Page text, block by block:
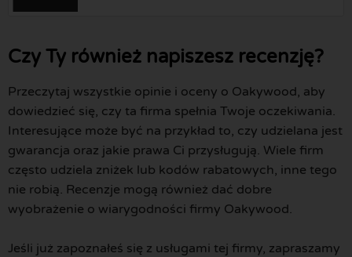
Czy Ty również napiszesz recenzję?
Przeczytaj wszystkie opinie i oceny o Oakywood, aby
dowiedzieć się, czy ta firma spełnia Twoje oczekiwania.
Interesujące może być na przykład to, czy udzielana jest
gwarancja oraz jakie prawa Ci przysługują. Wiele firm
często udziela zniżek lub kodów rabatowych, inne tego
nie robią. Recenzje mogą również dać dobre
wyobrażenie o wiarygodności firmy Oakywood.
Jeśli już zapoznałeś się z usługami tej firmy, zapraszamy